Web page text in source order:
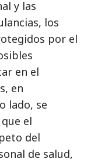
y las
los
por el
en el
en
lado, se
el
del
de salud,